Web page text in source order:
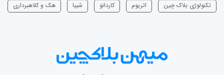
تکنولوژی بلاک چین
اتریوم ‌کاردانو شیبا هک و کلاهبرداری